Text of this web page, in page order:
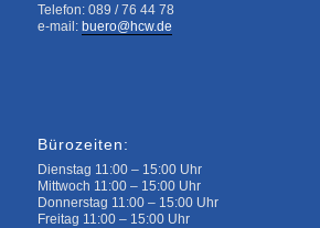
Telefon: 089 / 76 44 78
e-mail: buero@hcw.de
Bürozeiten:
Dienstag 11:00 – 15:00 Uhr
Mittwoch 11:00 – 15:00 Uhr
Donnerstag 11:00 – 15:00 Uhr
Freitag 11:00 – 15:00 Uhr